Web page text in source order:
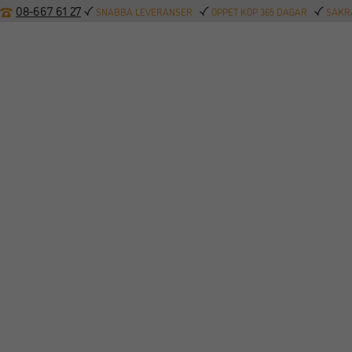
08-667 61 27 SNABBA LEVERANSER ÖPPET KÖP 365 DAGAR